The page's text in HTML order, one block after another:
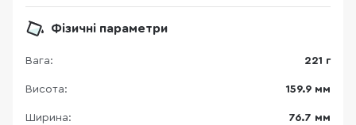
Фізичні параметри
Вага: 221 г
Висота: 159.9 мм
Ширина: 76.7 мм